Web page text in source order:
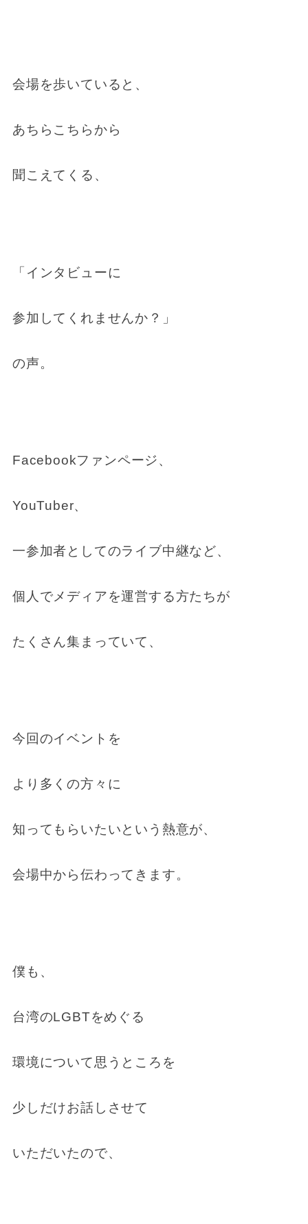
会場を歩いていると、
あちらこちらから
聞こえてくる、
「インタビューに
参加してくれませんか？」
の声。
Facebookファンページ、
YouTuber、
一参加者としてのライブ中継など、
個人でメディアを運営する方たちが
たくさん集まっていて、
今回のイベントを
より多くの方々に
知ってもらいたいという熱意が、
会場中から伝わってきます。
僕も、
台湾のLGBTをめぐる
環境について思うところを
少しだけお話しさせて
いただいたので、